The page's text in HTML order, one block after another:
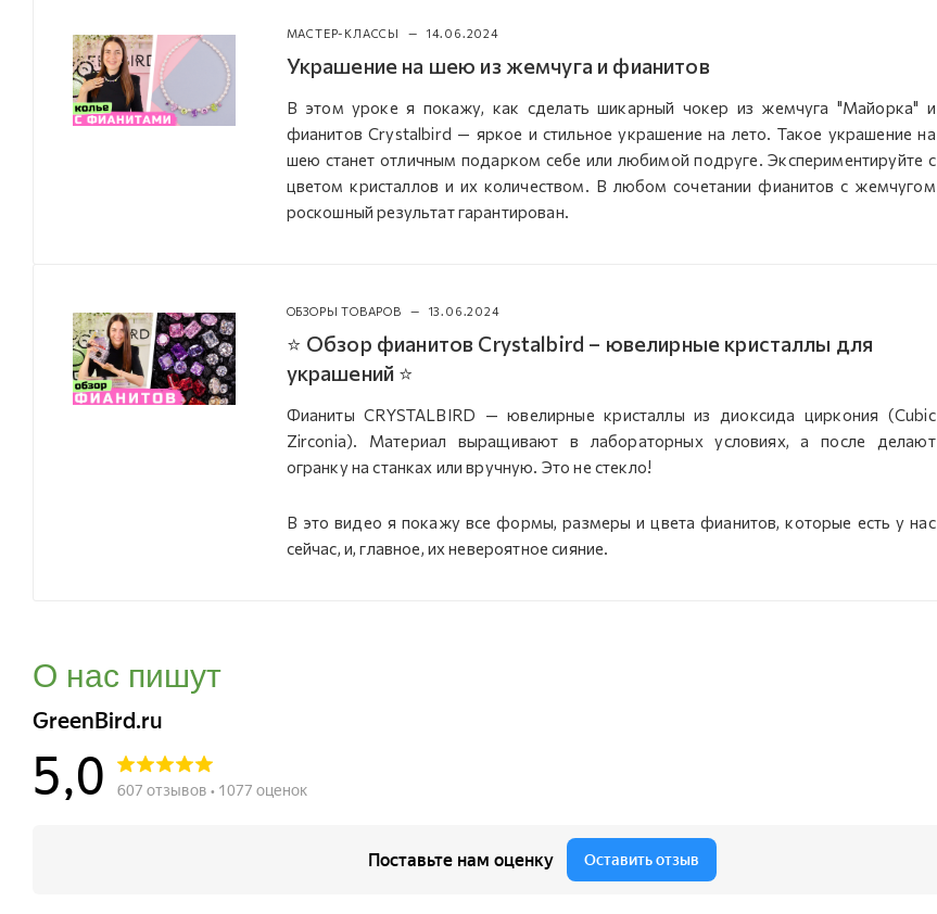
МАСТЕР-КЛАССЫ — 14.06.2024
Украшение на шею из жемчуга и фианитов
В этом уроке я покажу, как сделать шикарный чокер из жемчуга "Майорка" и
фианитов Crystalbird — яркое и стильное украшение на лето. Такое украшение на
шею станет отличным подарком себе или любимой подруге. Экспериментируйте с
цветом кристаллов и их количеством. В любом сочетании фианитов с жемчугом
роскошный результат гарантирован.
ОБЗОРЫ ТОВАРОВ — 13.06.2024
⭐ Обзор фианитов Crystalbird – ювелирные кристаллы для
украшений ⭐
Фианиты CRYSTALBIRD — ювелирные кристаллы из диоксида циркония (Cubic
Zirconia). Материал выращивают в лабораторных условиях, а после делают
огранку на станках или вручную. Это не стекло!
В это видео я покажу все формы, размеры и цвета фианитов, которые есть у нас
сейчас, и, главное, их невероятное сияние.
О нас пишут